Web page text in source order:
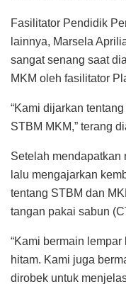
Fasilitator Pendidik
lainnya, Marsela
sangat senang saat
MKM oleh fasilitator
“Kami dijarkan
STBM MKM,” terang
Setelah mendapatkan
lalu mengajarkan
tentang STBM dan
tangan pakai sabun
“Kami bermain
hitam. Kami juga
dirobek untuk